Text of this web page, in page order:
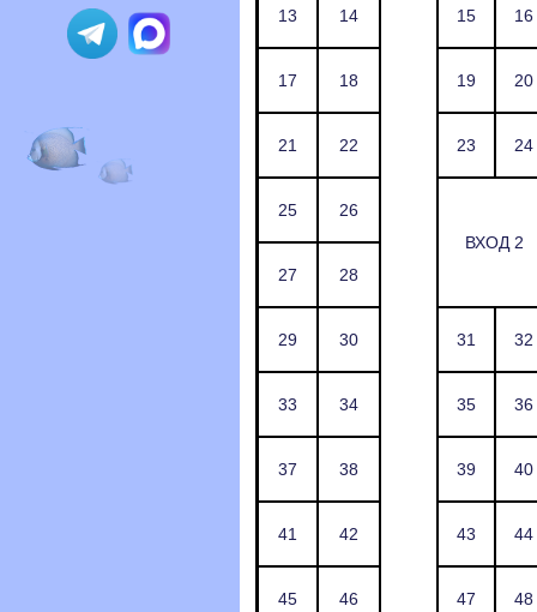
13 14 15 16
17 18 19 20
21 22 23 24
25
26
ВХОД 2
27
28
29 30 31 32
33 34 35 36
37 38 39 40
41 42 43 44
45 46 47 48